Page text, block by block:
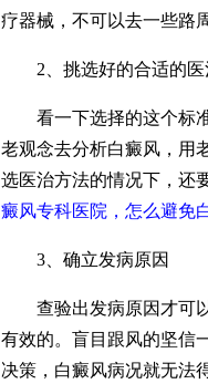
疗器械，不可以去一些路
2、挑选好的合适的医
看一下选择的这个标准
老观念去分析白癜风，用
选医治方法的情况下，还
癜风专科医院，怎么避免
3、确立发病原因
查验出发病原因才可以
有效的。盲目跟风的坚信
决策，白癜风病况就无法